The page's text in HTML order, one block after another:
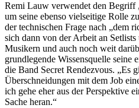
Remi Lauw verwendet den
um seine ebenso vielseitige Rolle
der technischen Frage nach „dem
sich dann von der Arbeit an
Musikern und auch noch weit
grundlegende Wissensquelle seine
die Band Secret Rendezvous. „Es
Überschneidungen mit dem Job
ich gehe eher aus der Perspektive
Sache heran.“